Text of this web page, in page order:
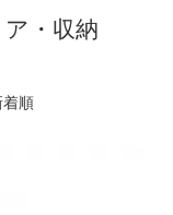
・収納
順